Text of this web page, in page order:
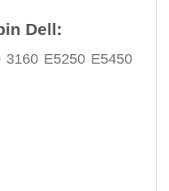
Dell:
3160 E5250 E5450